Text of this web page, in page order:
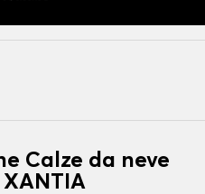
Calze da neve
XANTIA